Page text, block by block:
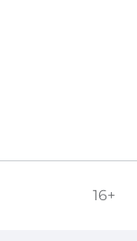
16+